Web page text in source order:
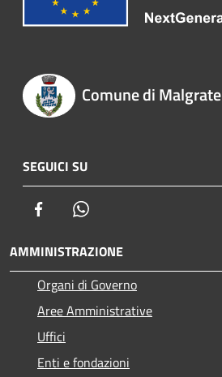
Comune di Malgrate
SEGUICI SU
Facebook
AMMINISTRAZIONE
Organi di Governo
Aree Amministrative
Uffici
Enti e fondazioni